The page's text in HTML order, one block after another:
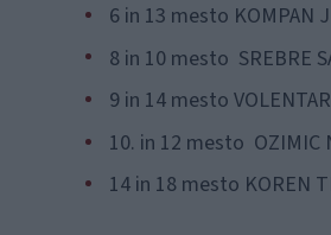
6 in 13 mesto KOMPAN
8 in 10 mesto SREBRE
9 in 14 mesto
10. in 12 mesto OZIMIC
14 in 18 mesto KOREN